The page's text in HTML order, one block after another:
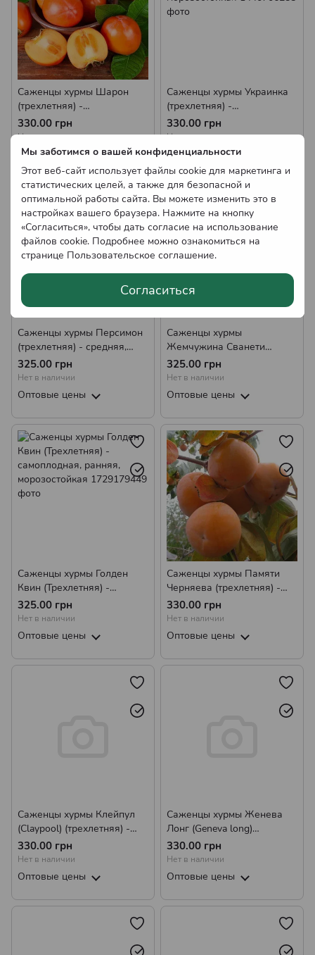
Мы заботимся о вашей конфиденциальности
Этот веб-сайт использует файлы cookie для маркетинга и
статистических целей, а также для безопасной и
оптимальной работы сайта. Вы можете изменить это в
настройках вашего браузера. Нажмите на кнопку
«Согласиться», чтобы дать согласие на использование
файлов cookie. Подробнее можно ознакомиться на
странице Пользовательское соглашение.
Согласиться
Саженцы хурмы Шарон
(трехлетняя) -
самоплодная, ранняя,
морозостойкая
330.00 грн
Нет в наличии
Оптовые цены
Саженцы хурмы Украинка
(трехлетняя) -
самоплодная, ранняя,
морозостойкая
330.00 грн
Нет в наличии
Оптовые цены
Саженцы хурмы Персимон
(трехлетняя) - средняя,
самоплодная, сладкая
325.00 грн
Нет в наличии
Оптовые цены
Саженцы хурмы
Жемчужина Сванети
(трехлетняя) - ранняя,
морозоустойчивая,
самоплодная
325.00 грн
Нет в наличии
Оптовые цены
Саженцы хурмы Голден
Квин (Трехлетняя) -
самоплодная, ранняя,
морозостойкая
325.00 грн
Нет в наличии
Оптовые цены
Саженцы хурмы Памяти
Черняева (трехлетняя) -
самоплодная, ранняя,
морозостойкая
330.00 грн
Нет в наличии
Оптовые цены
Саженцы хурмы Клейпул
(Claypool) (трехлетняя) -
привитая, самоплодная,
ранняя, морозостойкая
330.00 грн
Нет в наличии
Оптовые цены
Саженцы хурмы Женева
Лонг (Geneva long)
(трехлетняя) - привитая,
самоплодная, ранняя,
морозостойкая
330.00 грн
Нет в наличии
Оптовые цены